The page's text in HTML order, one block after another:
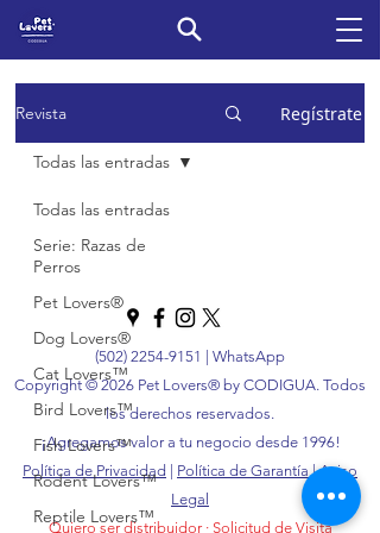
Revista Regístrate
Todas las entradas
Serie: Razas de
Perros
Pet Lovers®
Dog Lovers®
Cat Lovers™
Bird Lovers™
Fish Lovers™
Rodent Lovers™
Reptile Lovers™
Todas las entradas
(502) 2254-9151
WhatsApp
Copyright © 2026 Pet Lovers® by CODIGUA. Todos
los derechos reservados.
¡Agregamos valor a tu negocio desde 1996!
Política de Privacidad
Política de Garantía|Aviso
Legal
Quiero ser distribuidor· Solicitud de Visita